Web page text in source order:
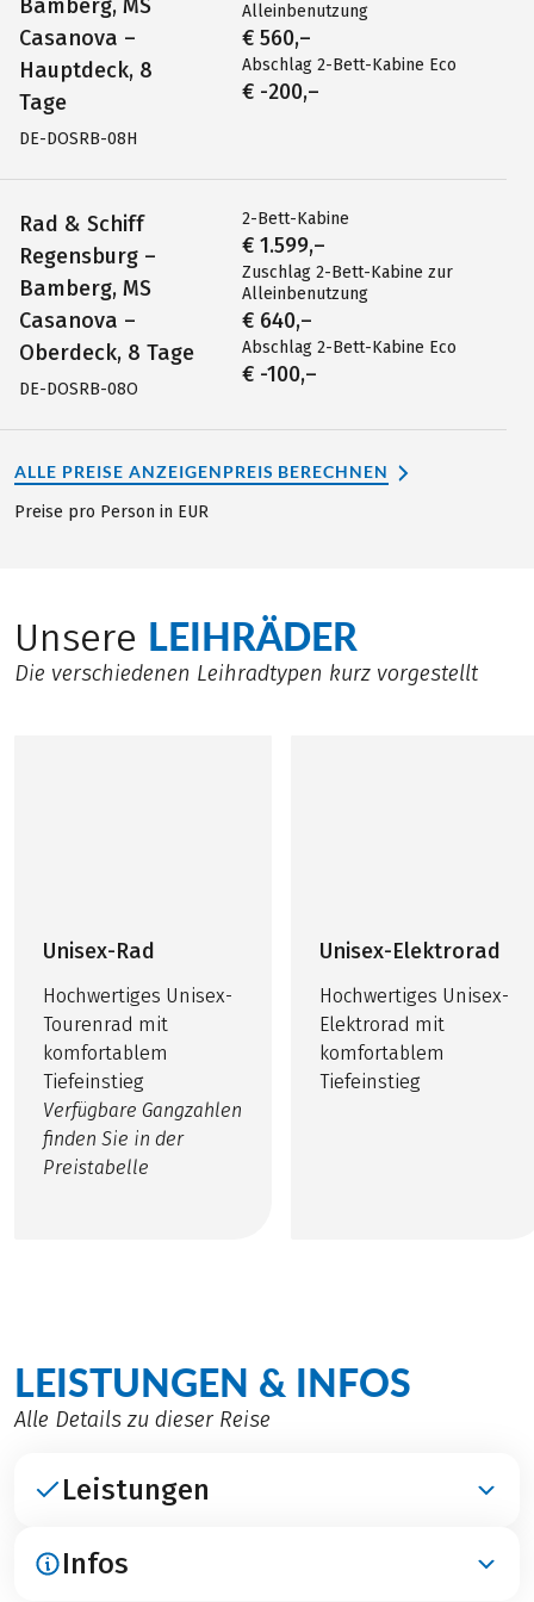
Bamberg, MS
Casanova –
Hauptdeck, 8
Tage
DE-DOSRB-08H
Rad & Schiff
Regensburg –
Bamberg, MS
Casanova –
Oberdeck, 8 Tage
DE-DOSRB-08O
Alleinbenutzung
€ 560,–
Abschlag 2-Bett-Kabine Eco
€ -200,–
2-Bett-Kabine
€ 1.599,–
Zuschlag 2-Bett-Kabine zur
Alleinbenutzung
€ 640,–
Abschlag 2-Bett-Kabine Eco
€ -100,–
ALLE PREISE ANZEIGENPREIS BERECHNEN
Preise pro Person in EUR
Unsere LEIHRÄDER
Die verschiedenen Leihradtypen kurz vorgestellt
Unisex-Rad
Hochwertiges Unisex-
Tourenrad mit
komfortablem
Tiefeinstieg
Verfügbare Gangzahlen
finden Sie in der
Preistabelle
Unisex-Elektrorad
Hochwertiges Unisex-
Elektrorad mit
komfortablem
Tiefeinstieg
LEISTUNGEN & INFOS
Alle Details zu dieser Reise
Leistungen
ENTHALTEN
Infos